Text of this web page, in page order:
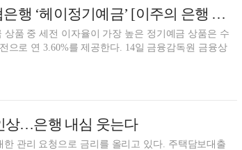
12개월 최고 연 3.6%…수협은행 ‘헤이정기예금’ [이주의 은행 예금금리-7월 2주]
상품 중 세전 이자율이 가장 높은 정기예금 상품은 수
으로 연 3.60%를 제공한다. 14일 금융감독원 금융상
상…은행 내심 웃는다
관리 요청으로 금리를 올리고 있다. 주택담보대출